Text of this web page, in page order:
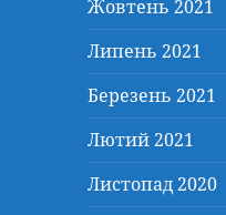
Жовтень 2021
Липень 2021
Березень 2021
Лютий 2021
Листопад 2020